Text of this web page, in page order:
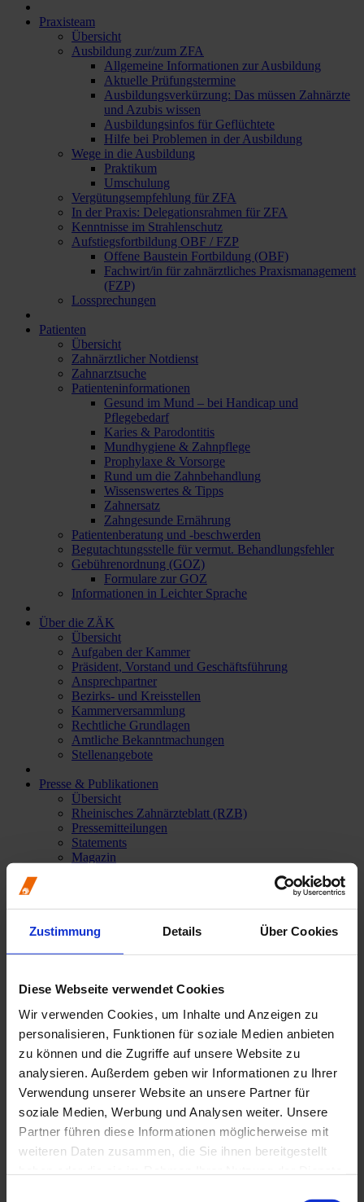
Zustimmung Details Über Cookies
Diese Webseite verwendet Cookies
Wir verwenden Cookies, um Inhalte und Anzeigen zu
personalisieren, Funktionen für soziale Medien anbieten
zu können und die Zugriffe auf unsere Website zu
analysieren. Außerdem geben wir Informationen zu Ihrer
Verwendung unserer Website an unsere Partner für
soziale Medien, Werbung und Analysen weiter. Unsere
Partner führen diese Informationen möglicherweise mit
weiteren Daten zusammen, die Sie ihnen bereitgestellt
Praxisteam
Übersicht
Ausbildung zur/zum ZFA
Allgemeine Informationen zur Ausbildung
Aktuelle Prüfungstermine
Ausbildungsverkürzung: Das müssen Zahnärzte
und Azubis wissen
Ausbildungsinfos für Geflüchtete
Hilfe bei Problemen in der Ausbildung
Wege in die Ausbildung
Praktikum
Umschulung
Vergütungsempfehlung für ZFA
In der Praxis: Delegationsrahmen für ZFA
Kenntnisse im Strahlenschutz
Aufstiegsfortbildung OBF / FZP
Offene Baustein Fortbildung (OBF)
Fachwirt/in für zahnärztliches Praxismanagement
(FZP)
Lossprechungen
Patienten
Übersicht
Zahnärztlicher Notdienst
Zahnarztsuche
Patienteninformationen
Gesund im Mund – bei Handicap und
Pflegebedarf
Karies & Parodontitis
Mundhygiene & Zahnpflege
Prophylaxe & Vorsorge
Rund um die Zahnbehandlung
Wissenswertes & Tipps
Zahnersatz
Zahngesunde Ernährung
Patientenberatung und -beschwerden
Begutachtungsstelle für vermut. Behandlungsfehler
Gebührenordnung (GOZ)
Formulare zur GOZ
Informationen in Leichter Sprache
Über die ZÄK
Übersicht
Aufgaben der Kammer
Präsident, Vorstand und Geschäftsführung
Ansprechpartner
Bezirks- und Kreisstellen
Kammerversammlung
Rechtliche Grundlagen
Amtliche Bekanntmachungen
Stellenangebote
Presse & Publikationen
Übersicht
Rheinisches Zahnärzteblatt (RZB)
Pressemitteilungen
Statements
Magazin
Zahnentfernung: Wann sollte
ein Zahn gezogen werden?
„Dieser Zahn muss entfernt werden.“ Heute im Zeitalter der
lebensbegleitenden Zahnprophylaxe fällt dieser Satz immer
seltener.
und dennoch: Nicht jeder Zahn kann erhalten werden.